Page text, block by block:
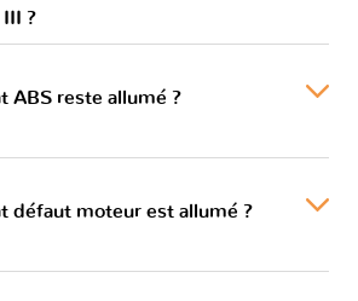
III ?
ABS reste allumé ?
défaut moteur est allumé ?